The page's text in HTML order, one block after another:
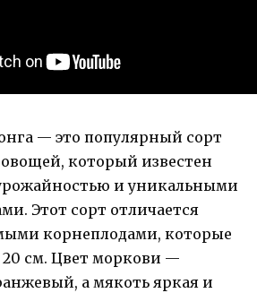
— это популярный сорт
который известен
и уникальными
Этот сорт отличается
корнеплодами, которые
см. Цвет моркови —
а мякоть яркая и